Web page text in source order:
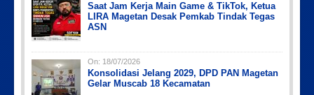
Saat Jam Kerja Main Game & TikTok, Ketua
LIRA Magetan Desak Pemkab Tindak Tegas
ASN
On: 18/07/2026
Konsolidasi Jelang 2029, DPD PAN Magetan
Gelar Muscab 18 Kecamatan